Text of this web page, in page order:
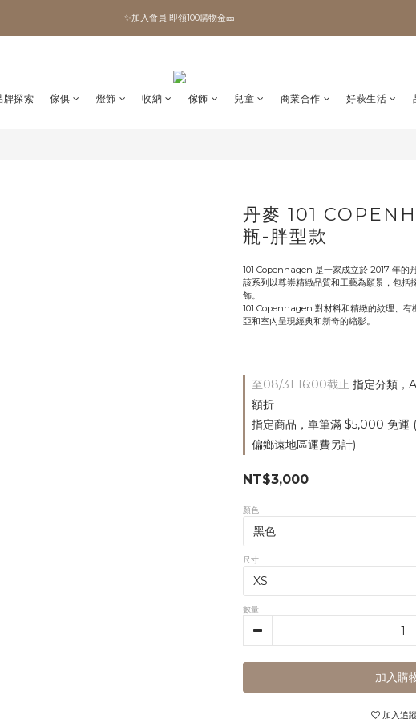
✨加入會員 即領100購物金🎫
✨加入會員 即領100購物金🎫
牌探索 傢俱 燈飾 收納 傢飾 兒童 商業合作 好萩生活
丹麥 101
瓶-胖型款
101 Copenhagen 是一家成立於 2017 年的
該系列以尊崇精緻品質和工藝為願景，包括
飾。
101 Copenhagen 對材料和精緻的紋理、
亞和室內呈現經典和新奇的縮影。
至08/31 16:00截止 指定分類，
額折
指定商品，單筆滿 $5,000 免運
偏鄉遠地區運費另計)
NT$3,000
顏色
尺寸
數量
加入購
加入追